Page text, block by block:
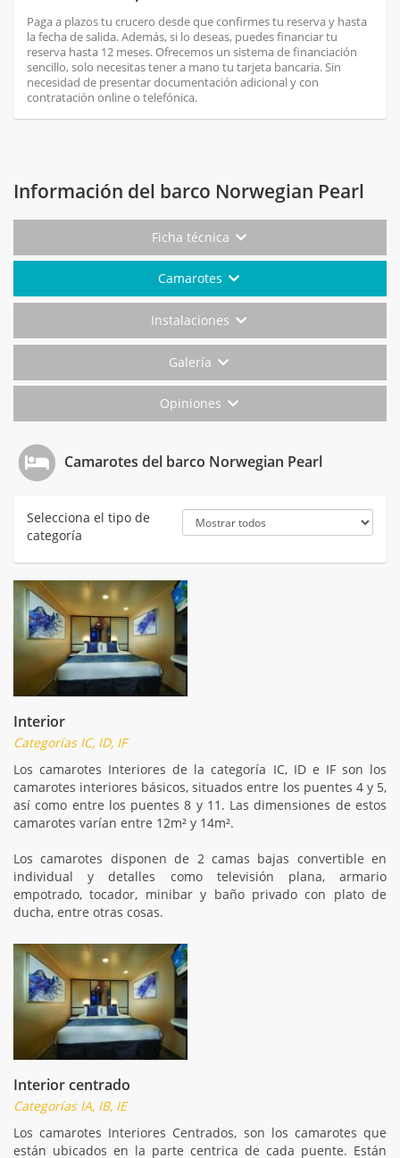
Paga a plazos tu crucero desde que confirmes tu reserva y hasta
la fecha de salida. Además, si lo deseas, puedes financiar tu
reserva hasta 12 meses. Ofrecemos un sistema de financiación
sencillo, solo necesitas tener a mano tu tarjeta bancaria. Sin
necesidad de presentar documentación adicional y con
contratación online o telefónica.
Información del barco Norwegian Pearl
Ficha técnica
Camarotes
Instalaciones
Galería
Opiniones
Camarotes del barco Norwegian Pearl
Selecciona el tipo de
categoría
Interior
Categorías IC, ID, IF
Los camarotes Interiores de la categoría IC, ID e IF son los
camarotes interiores básicos, situados entre los puentes 4 y 5,
así como entre los puentes 8 y 11. Las dimensiones de estos
camarotes varían entre 12m² y 14m².
Los camarotes disponen de 2 camas bajas convertible en
individual y detalles como televisión plana, armario
empotrado, tocador, minibar y baño privado con plato de
ducha, entre otras cosas.
Interior centrado
Categorías IA, IB, IE
Los camarotes Interiores Centrados, son los camarotes que
están ubicados en la parte centrica de cada puente. Están